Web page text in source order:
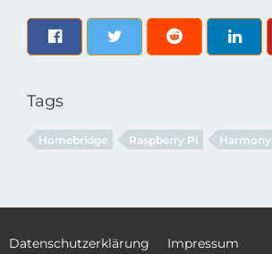
Tags
Homebridge Raspberry Pi Harmony
Datenschutzerklärung Impressum